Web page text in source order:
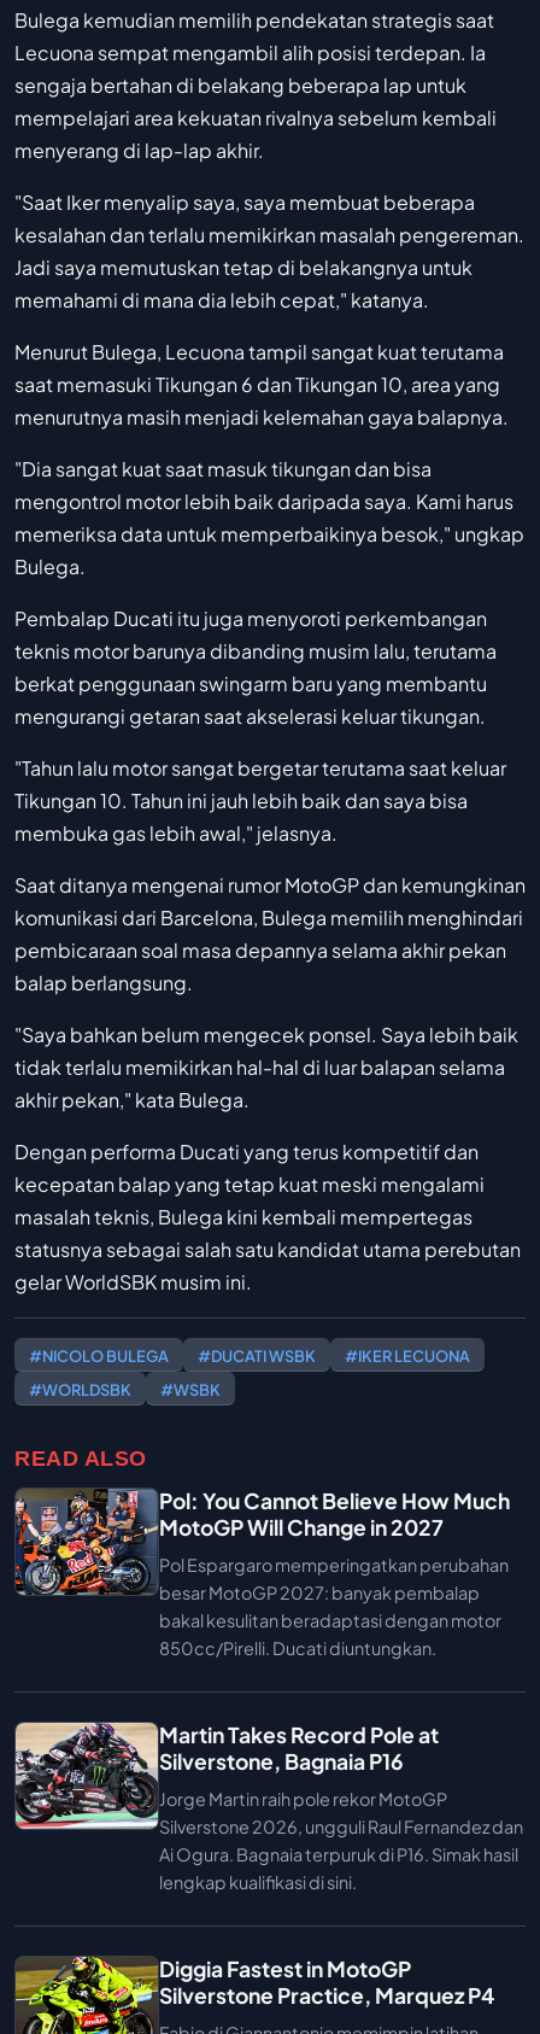
Bulega kemudian memilih pendekatan strategis saat
Lecuona sempat mengambil alih posisi terdepan. Ia
sengaja bertahan di belakang beberapa lap untuk
mempelajari area kekuatan rivalnya sebelum kembali
menyerang di lap-lap akhir.
"Saat Iker menyalip saya, saya membuat beberapa
kesalahan dan terlalu memikirkan masalah pengereman.
Jadi saya memutuskan tetap di belakangnya untuk
memahami di mana dia lebih cepat," katanya.
Menurut Bulega, Lecuona tampil sangat kuat terutama
saat memasuki Tikungan 6 dan Tikungan 10, area yang
menurutnya masih menjadi kelemahan gaya balapnya.
"Dia sangat kuat saat masuk tikungan dan bisa
mengontrol motor lebih baik daripada saya. Kami harus
memeriksa data untuk memperbaikinya besok," ungkap
Bulega.
Pembalap Ducati itu juga menyoroti perkembangan
teknis motor barunya dibanding musim lalu, terutama
berkat penggunaan swingarm baru yang membantu
mengurangi getaran saat akselerasi keluar tikungan.
"Tahun lalu motor sangat bergetar terutama saat keluar
Tikungan 10. Tahun ini jauh lebih baik dan saya bisa
membuka gas lebih awal," jelasnya.
Saat ditanya mengenai rumor MotoGP dan kemungkinan
komunikasi dari Barcelona, Bulega memilih menghindari
pembicaraan soal masa depannya selama akhir pekan
balap berlangsung.
"Saya bahkan belum mengecek ponsel. Saya lebih baik
tidak terlalu memikirkan hal-hal di luar balapan selama
akhir pekan," kata Bulega.
Dengan performa Ducati yang terus kompetitif dan
kecepatan balap yang tetap kuat meski mengalami
masalah teknis, Bulega kini kembali mempertegas
statusnya sebagai salah satu kandidat utama perebutan
gelar WorldSBK musim ini.
#NICOLO BULEGA #DUCATI WSBK
#IKER LECUONA
#WORLDSBK
#WSBK
READ ALSO
Pol: You Cannot Believe How Much
MotoGP Will Change in 2027
Pol Espargaro memperingatkan perubahan
besar MotoGP 2027: banyak pembalap
bakal kesulitan beradaptasi dengan motor
850cc/Pirelli. Ducati diuntungkan.
Martin Takes Record Pole at
Silverstone, Bagnaia P16
Jorge Martin raih pole rekor MotoGP
Silverstone 2026, ungguli Raul Fernandez dan
Ai Ogura. Bagnaia terpuruk di P16. Simak hasil
lengkap kualifikasi di sini.
Diggia Fastest in MotoGP
Silverstone Practice, Marquez P4